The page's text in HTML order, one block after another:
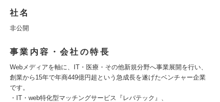
社名
非公開
事業内容・会社の特長
Webメディアを軸に、IT・医療・その他新規分野へ事業展開を行い、
創業から15年で年商449億円超という急成長を遂げたベンチャー企業
です。
・IT・web特化型マッチングサービス『レバテック』、